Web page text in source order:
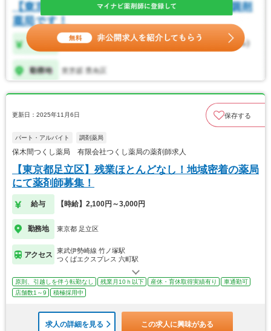
更新日：2025年11月6日 保存する
パート・アルバイト 調剤薬局
保木間つくし薬局 有限会社つくし薬局の薬剤師求人
【東京都足立区】残業ほとんどなし！地域密着の薬局
にて薬剤師募集！
給与 【時給】2,100円～3,000円
勤務地 東京都 足立区
アクセス
東武伊勢崎線 竹ノ塚駅
つくばエクスプレス 六町駅
原則、引越しを伴う転勤なし 残業月10ｈ以下 産休・育休取得実績有り
車通勤可
店舗数1～9
積極採用中
求人の詳細を見る この求人に興味がある